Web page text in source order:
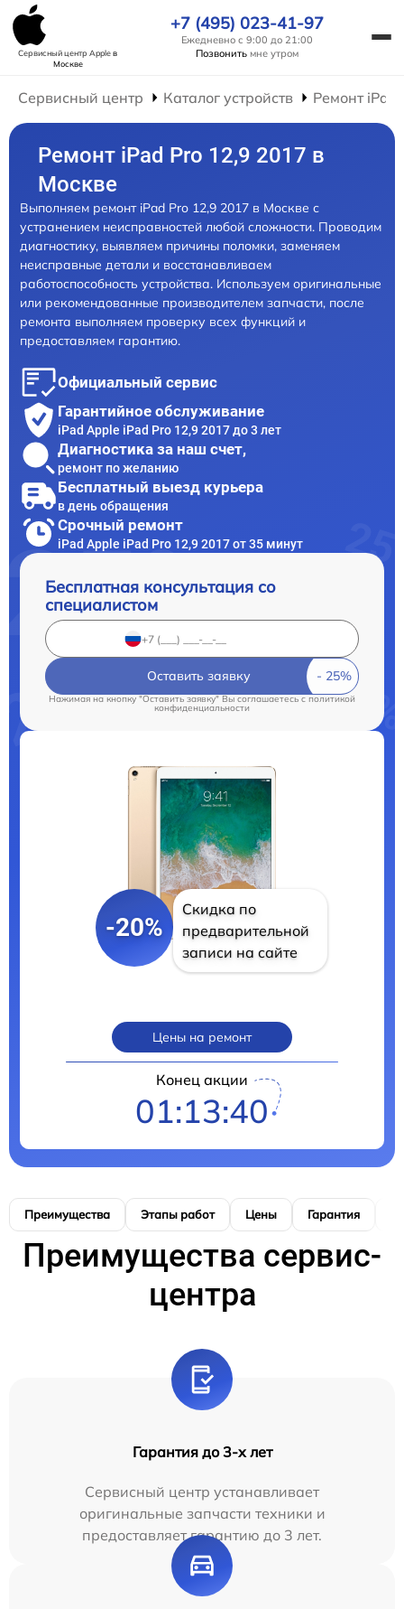
Сервисный центр Appleв
Москве
+7 (495) 023-41-97
Ежедневно с 9:00 до 21:00
Позвонить мне утром
Сервисный центр Каталог устройств Ремонт iPad
Ремонт iPad Pro 12,9 2017 в
Москве
Выполняем ремонт iPad Pro 12,9 2017 в Москве с
устранением неисправностей любой сложности. Проводим
диагностику, выявляем причины поломки, заменяем
неисправные детали и восстанавливаем
работоспособность устройства. Используем оригинальные
или рекомендованные производителем запчасти, после
ремонта выполняем проверку всех функций и
предоставляем гарантию.
Официальный сервис
Гарантийное обслуживание
iPad Apple iPad Pro 12,9 2017 до 3 лет
Диагностика за наш счет,
ремонт по желанию
Бесплатный выезд курьера
в день обращения
Срочный ремонт
iPad Apple iPad Pro 12,9 2017 от 35 минут
Бесплатная консультация со
специалистом
Оставить заявку
Нажимая на кнопку "Оставить заявку" Вы соглашаетесь cполитикой
конфиденциальности
-20%
Скидка по
предварительной
записи на сайте
Цены на ремонт
Конец акции
01:13:38
Преимущества Этапы работ Цены Гарантия
Преимущества сервис-
центра
Гарантия до 3-х лет
Сервисный центр устанавливает
оригинальные запчасти техники и
предоставляет гарантию до 3 лет.